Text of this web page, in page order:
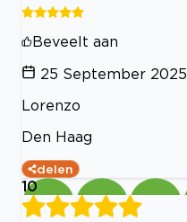
Beveelt aan
25 September 2025
Lorenzo
Den Haag
delen
10